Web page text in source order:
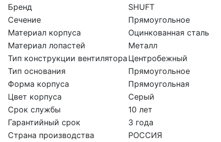
Бренд
SHUFT
Сечение
Прямоугольное
Материал корпуса
Оцинкованная сталь
Материал лопастей
Металл
Тип конструкции вентилятора Центробежный
Тип основания
Прямоугольное
Форма корпуса
Прямоугольная
Цвет корпуса
Серый
Срок службы
10 лет
Гарантийный срок
3 года
Страна производства
РОССИЯ